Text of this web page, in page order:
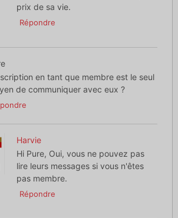
prix de sa vie.
Répondre
en tant que membre est le seul
de communiquer avec eux ?
Harvie
Hi Pure, Oui, vous ne pouvez pas
lire leurs messages si vous n'êtes
pas membre.
Répondre